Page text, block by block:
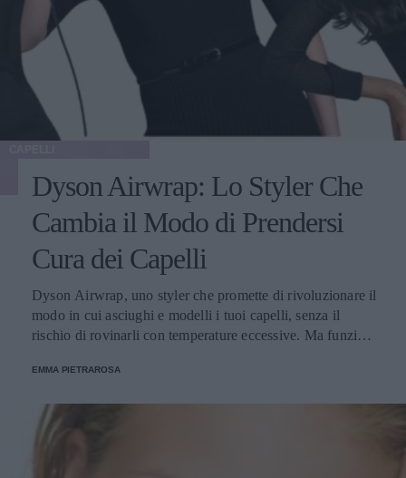
Dyson Airwrap: Lo Styler Che
Cambia il Modo di Prendersi
Cura dei Capelli
Dyson Airwrap, uno styler che promette di rivoluzionare il
modo in cui asciughi e modelli i tuoi capelli, senza il
rischio di rovinarli con temperature eccessive. Ma funziona
EMMA PIETRAROSA